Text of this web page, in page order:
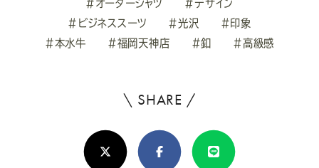
#オーダーシャツ
#デザイン
#ビジネススーツ
#光沢
#印象
#本水牛
#福岡天神店 #釦 #高級感
\ SHARE /
ろ
し
X(Twitter)FacebookLine